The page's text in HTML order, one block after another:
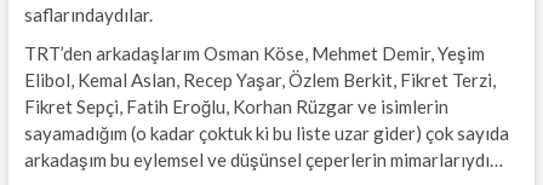
saflarındaydılar.
TRT’den arkadaşlarım Osman Köse, Mehmet Demir, Yeşim
Elibol, Kemal Aslan, Recep Yaşar, Özlem Berkit, Fikret Terzi,
Fikret Sepçi, Fatih Eroğlu, Korhan Rüzgar ve isimlerin
sayamadığım (o kadar çoktuk ki bu liste uzar gider) çok sayıda
arkadaşım bu eylemsel ve düşünsel çeperlerin mimarlarıydı…